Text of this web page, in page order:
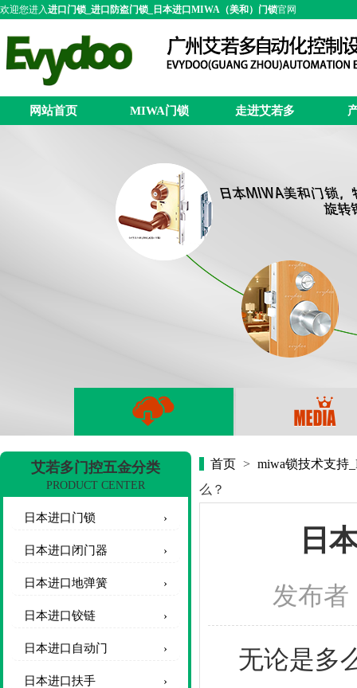
欢迎您进入进口门锁_进口防盗门锁_日本进口MIWA（美和）门锁官网
网站首页 MIWA门锁 走进艾若多
艾若多门控五金分类
PRODUCT CENTER
日本进口门锁
日本进口闭门器
日本进口地弹簧
日本进口铰链
日本进口自动门
日本进口扶手
首页 > miwa锁技术支持
么？
日
发布者
无论是多